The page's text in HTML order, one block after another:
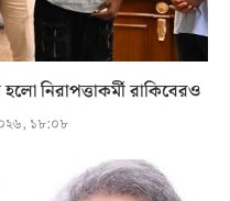
নিরাপত্তাকর্মী রাকিবেরও
১৮:০৮